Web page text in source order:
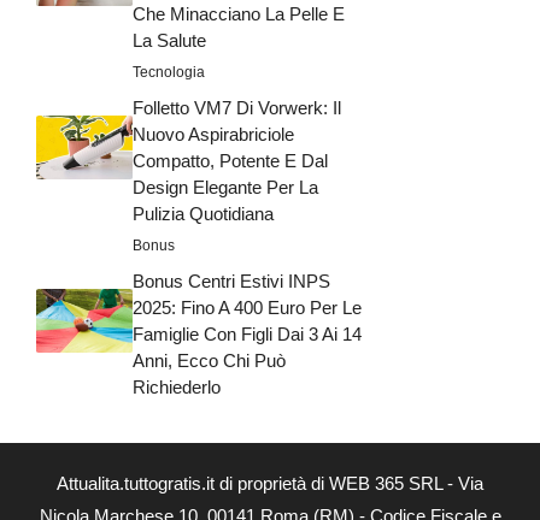
Che Minacciano La Pelle E
La Salute
Tecnologia
Folletto VM7 Di Vorwerk: Il
Nuovo Aspirabriciole
Compatto, Potente E Dal
Design Elegante Per La
Pulizia Quotidiana
Bonus
Bonus Centri Estivi INPS
2025: Fino A 400 Euro Per Le
Famiglie Con Figli Dai 3 Ai 14
Anni, Ecco Chi Può
Richiederlo
Attualita.tuttogratis.it di proprietà di WEB 365 SRL - Via